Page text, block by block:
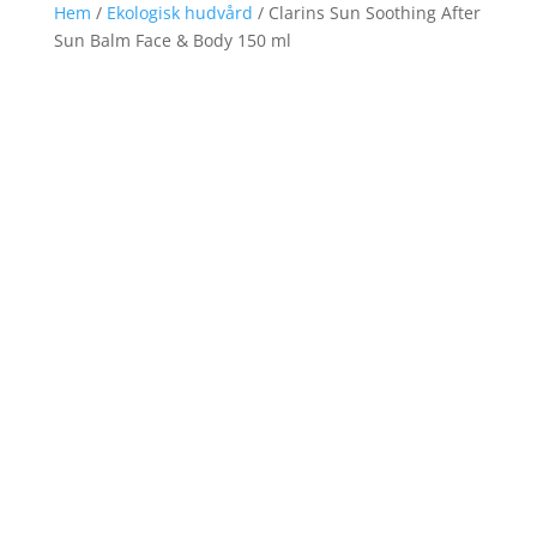
Hem / Ekologisk hudvård / Clarins Sun Soothing After
Sun Balm Face & Body 150 ml